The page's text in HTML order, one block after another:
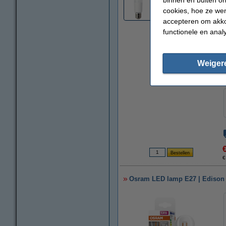
Osram LED lamp E27 |
cookies, hoe ze
accepteren om
functionele en